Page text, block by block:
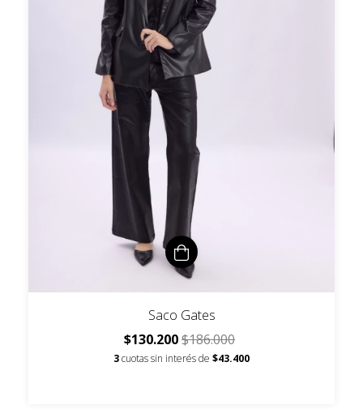
Saco Gates
$130.200$186.000
3cuotas sin interés de $43.400